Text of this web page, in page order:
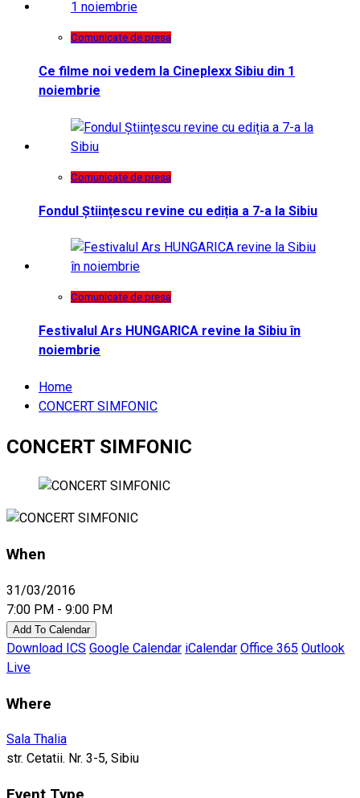
Comunicate de presa
Ce filme noi vedem la Cineplexx Sibiu din 1
noiembrie
Comunicate de presa
Fondul Științescu revine cu ediția a 7-a la Sibiu
Comunicate de presa
Festivalul Ars HUNGARICA revine la Sibiu în
noiembrie
Home
CONCERT SIMFONIC
CONCERT SIMFONIC
When
31/03/2016
7:00 PM - 9:00 PM
Add To Calendar
Download ICS Google Calendar iCalendar Office 365 Outlook
Live
Where
Sala Thalia
str. Cetatii. Nr. 3-5, Sibiu